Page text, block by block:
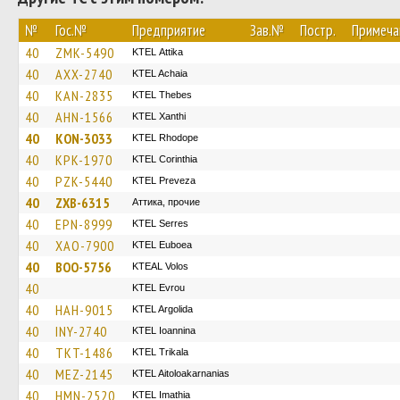
№ Гос.№ Предприятие Зав.№ Постр.
40 ZMK-5490 KΤΕL Αttika
40 AXX-2740 KTEL Achaia
40 KAN-2835 KTEL Thebes
40 AHN-1566 KTEL Xanthi
40 KON-3033 KTEL Rhodope
40 KPK-1970 KTEL Corinthia
40 PZK-5440 KTEL Preveza
40 ZXB-6315 Аттика, прочие
40 EPN-8999 KTEL Serres
40 XAO-7900 ΚΤΕL Euboea
40 BOO-5756 KTEAL Volos
40 KTEL Evrou
40 HAH-9015 KTEL Argolida
40 INY-2740 KTEL Ioannina
40 TKT-1486 ΚΤΕL Τrikala
40 MEZ-2145 KTEL Aitoloakarnanias
40 HMN-2520 KTEL Imathia